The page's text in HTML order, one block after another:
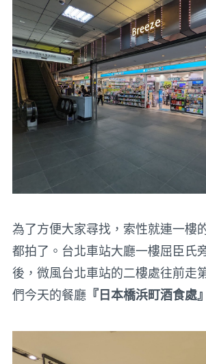
為了方便大家尋找，索性就連一樓
都拍了。台北車站大廳一樓屈臣氏
後，微風台北車站的二樓處往前走
們今天的餐廳『日本橋浜町酒食處』